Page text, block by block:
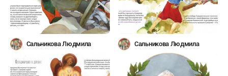
Сальникова Людмила Сальникова Людмила